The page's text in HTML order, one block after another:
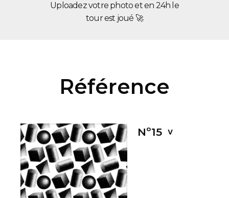
Uploadez votre photo et en 24h le
tour est joué 🚀
Référence
Nº15